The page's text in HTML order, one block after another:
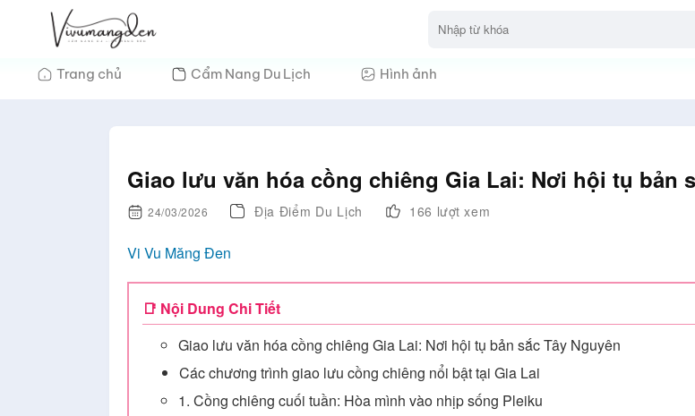
Trang chủ Cẩm Nang Du Lịch Hình ảnh
Giao lưu văn hóa cồng chiêng Gia Lai: Nơi hội tụ bản
24/03/2026 Địa Điểm Du Lịch 166 lượt xem
Vi Vu Măng Đen
📑 Nội Dung Chi Tiết
Giao lưu văn hóa cồng chiêng Gia Lai: Nơi hội tụ bản sắc Tây Nguyên
Các chương trình giao lưu cồng chiêng nổi bật tại Gia Lai
1. Cồng chiêng cuối tuần: Hòa mình vào nhịp sống Pleiku